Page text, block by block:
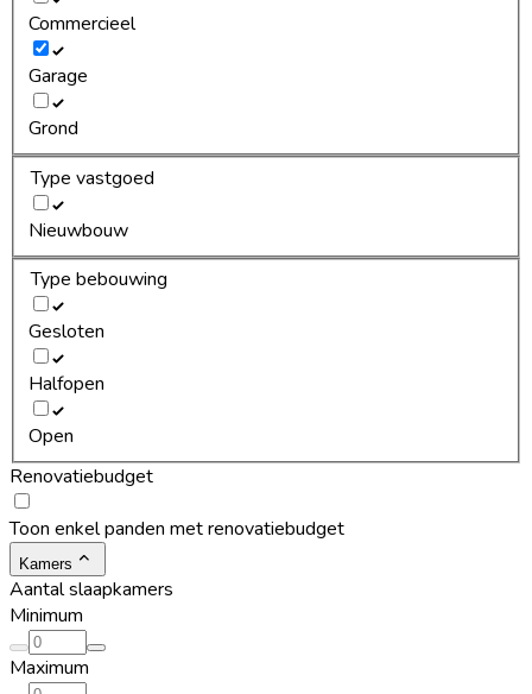
Commercieel
Garage
Grond
Type vastgoed
Nieuwbouw
Type bebouwing
Gesloten
Halfopen
Open
Renovatiebudget
Toon enkel panden met renovatiebudget
Kamers
Aantal slaapkamers
Minimum
Maximum